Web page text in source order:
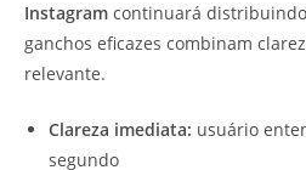
Instagram continuará
ganchos eficazes combinam
relevante.
Clareza imediata: usuário
segundo